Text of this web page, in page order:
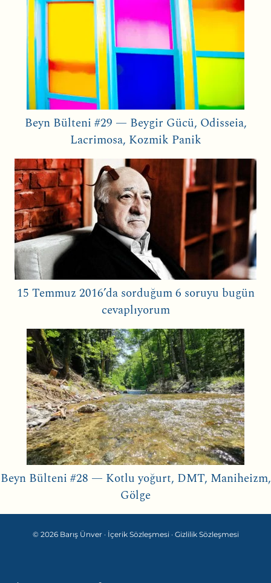
Beyn Bülteni #29 — Beygir Gücü, Odisseia,
Lacrimosa, Kozmik Panik
15 Temmuz 2016’da sorduğum 6 soruyu bugün
cevaplıyorum
Beyn Bülteni #28 — Kotlu yoğurt, DMT, Maniheizm,
Gölge
© 2026 Barış Ünver · İçerik Sözleşmesi · Gizlilik Sözleşmesi